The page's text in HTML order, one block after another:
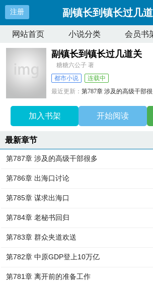
注册 副镇长到镇长过几
网站首页 小说分类 会员书
副镇长到镇长过几道关
糖糖六公子 著
都市小说
连载中
最近更新：第787章 涉及的高级干部
加入书架 开始阅读
最新章节
第787章 涉及的高级干部很多
第786章 出海口讨论
第785章 谋求出海口
第784章 老秘书回归
第783章 群众夹道欢送
第782章 中原GDP登上10万亿
第781章 离开前的准备工作